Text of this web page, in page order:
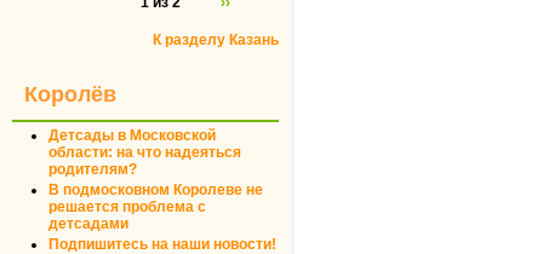
К разделу Казань
Королёв
Детсады в Московской
области: на что надеяться
родителям?
В подмосковном Королеве не
решается проблема с
детсадами
Подпишитесь на наши новости!